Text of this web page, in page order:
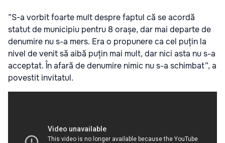
”S-a vorbit foarte mult despre faptul că se acordă
statut de municipiu pentru 8 orașe, dar mai departe de
denumire nu s-a mers. Era o propunere ca cel puțin la
nivel de venit să aibă puțin mai mult, dar nici asta nu s-a
acceptat. În afară de denumire nimic nu s-a schimbat”, a
povestit invitatul.